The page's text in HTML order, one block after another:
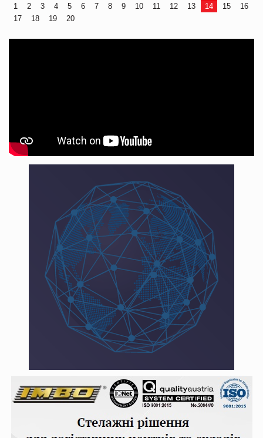
1 2 3 4 5 6 7 8 9 10 11 12 13 14 15
16
17
18 19 20